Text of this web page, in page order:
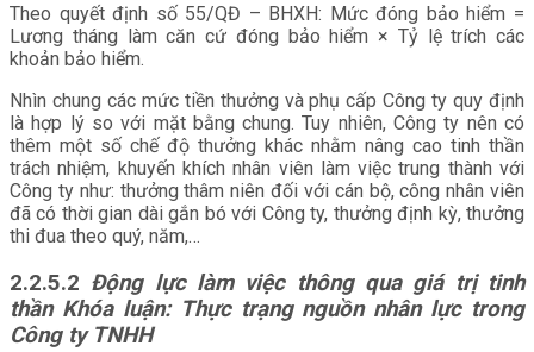
Theo quyết định số 55/QĐ – BHXH: Mức đóng bảo hiểm =
Lương tháng làm căn cứ đóng bảo hiểm × Tỷ lệ trích các
khoản bảo hiểm.
Nhìn chung các mức tiền thưởng và phụ cấp Công ty quy định
là hợp lý so với mặt bằng chung. Tuy nhiên, Công ty nên có
thêm một số chế độ thưởng khác nhằm nâng cao tinh thần
trách nhiệm, khuyến khích nhân viên làm việc trung thành với
Công ty như: thưởng thâm niên đối với cán bộ, công nhân viên
đã có thời gian dài gắn bó với Công ty, thưởng định kỳ, thưởng
thi đua theo quý, năm,…
2.2.5.2 Động lực làm việc thông qua giá trị tinh
thần Khóa luận: Thực trạng nguồn nhân lực trong
Công ty TNHH